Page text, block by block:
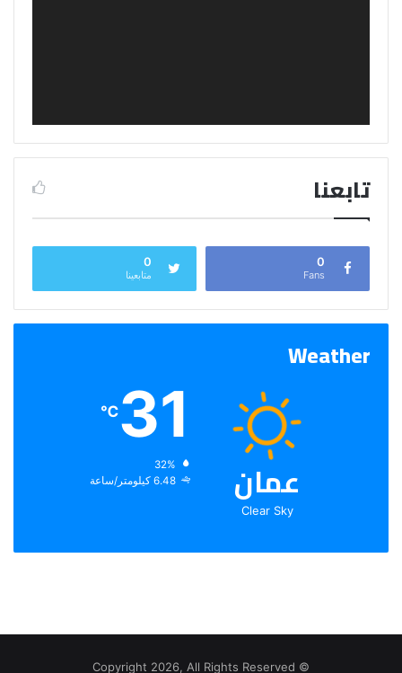
تابعنا
0
Fans
0
متابعينا
Weather
عمان
Clear Sky
31
℃
الرطوبة:
الرياح:
© Copyright 2026, All Rights Reserved